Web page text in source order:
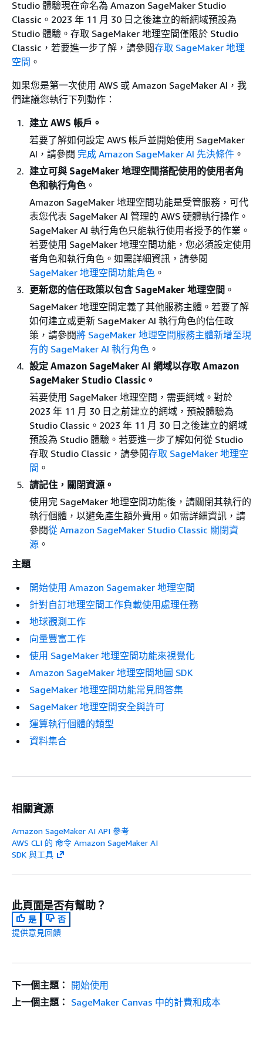
Studio 體驗現在命名為 Amazon SageMaker Studio
Classic。2023 年 11 月 30 日之後建立的新網域預設為
Studio 體驗。存取 SageMaker 地理空間僅限於 Studio
Classic，若要進一步了解，請參閱存取 SageMaker 地理
空間 。
如果您是第一次使用 AWS 或 Amazon SageMaker AI，我
們建議您執行下列動作：
建立 AWS 帳戶。
若要了解如何設定 AWS 帳戶並開始使用 SageMaker
AI，請參閱 完成 Amazon SageMaker AI 先決條件 。
建立可與 SageMaker 地理空間搭配使用的使用者角
色和執行角色 。
Amazon SageMaker 地理空間功能是受管服務，可代
表您代表 SageMaker AI 管理的 AWS 硬體執行操作。
SageMaker AI 執行角色只能執行使用者授予的作業。
若要使用 SageMaker 地理空間功能，您必須設定使用
者角色和執行角色。如需詳細資訊，請參閱
SageMaker 地理空間功能角色 。
更新您的信任政策以包含 SageMaker 地理空間 。
SageMaker 地理空間定義了其他服務主體。若要了解
如何建立或更新 SageMaker AI 執行角色的信任政
策，請參閱將 SageMaker 地理空間服務主體新增至現
有的 SageMaker AI 執行角色 。
設定 Amazon SageMaker AI 網域以存取 Amazon
SageMaker Studio Classic。
若要使用 SageMaker 地理空間，需要網域。對於
2023 年 11 月 30 日之前建立的網域，預設體驗為
Studio Classic。2023 年 11 月 30 日之後建立的網域
預設為 Studio 體驗。若要進一步了解如何從 Studio
存取 Studio Classic，請參閱存取 SageMaker 地理空
間 。
請記住，關閉資源。
使用完 SageMaker 地理空間功能後，請關閉其執行的
執行個體，以避免產生額外費用。如需詳細資訊，請
參閱從 Amazon SageMaker Studio Classic 關閉資
源 。
主題
開始使用 Amazon Sagemaker 地理空間
針對自訂地理空間工作負載使用處理任務
地球觀測工作
向量豐富工作
使用 SageMaker 地理空間功能來視覺化
Amazon SageMaker 地理空間地圖 SDK
SageMaker 地理空間功能常見問答集
SageMaker 地理空間安全與許可
運算執行個體的類型
資料集合
相關資源
Amazon SageMaker AI API 參考
AWS CLI 的 命令 Amazon SageMaker AI
SDK 與工具
此頁面是否有幫助？
是
否
提供意見回饋
下一個主題：
開始使用
上一個主題： SageMaker Canvas 中的計費和成本